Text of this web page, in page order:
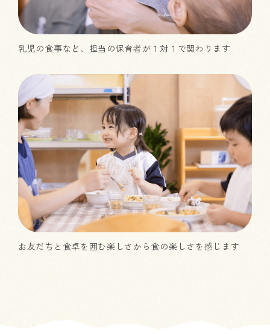
乳児の食事など、担当の保育者が１対１で関わります
お友だちと食卓を囲む楽しさから食の楽しさを感じます